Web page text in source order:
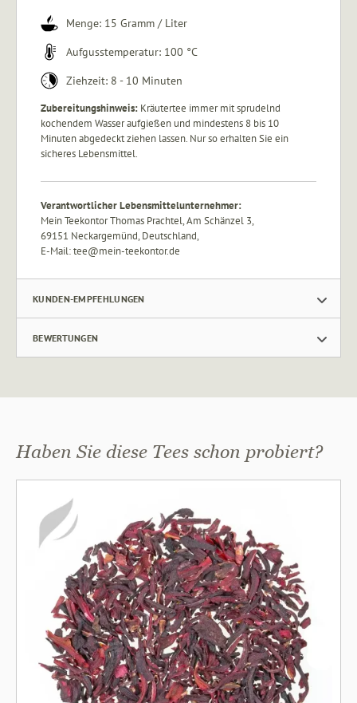
Menge: 15 Gramm / Liter
Aufgusstemperatur: 100 °C
Ziehzeit: 8 - 10 Minuten
Zubereitungshinweis: Kräutertee immer mit sprudelnd
kochendem Wasser aufgießen und mindestens 8 bis 10
Minuten abgedeckt ziehen lassen. Nur so erhalten Sie ein
sicheres Lebensmittel.
Verantwortlicher Lebensmittelunternehmer:
Mein Teekontor Thomas Prachtel, Am Schänzel 3,
69151 Neckargemünd, Deutschland,
E‑Mail: tee@mein‑teekontor.de
KUNDEN-EMPFEHLUNGEN
BEWERTUNGEN
Haben Sie diese Tees schon probiert?